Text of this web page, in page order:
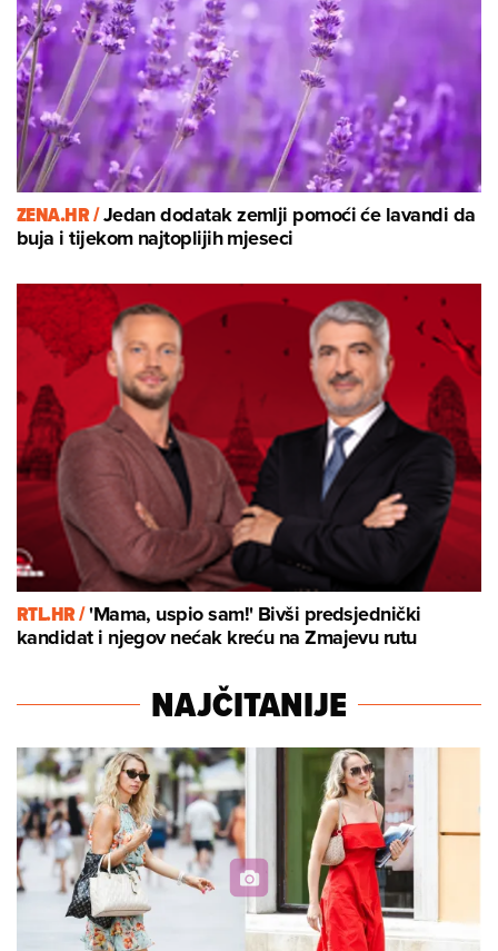
ZENA.HR /Jedan dodatak zemlji pomoći će lavandi da
buja i tijekom najtoplijih mjeseci
RTL.HR /'Mama, uspio sam!' Bivši predsjednički
kandidat i njegov nećak kreću na Zmajevu rutu
NAJČITANIJE